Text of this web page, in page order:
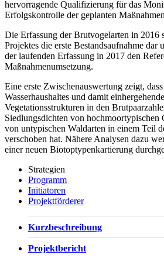
hervorragende Qualifizierung für das
Erfolgskontrolle der geplanten
Die Erfassung der Brutvogelarten in 2016
Projektes die erste Bestandsaufnahme dar
der laufenden Erfassung in 2017 den
Maßnahmenumsetzung.
Eine erste Zwischenauswertung zeigt,
Wasserhaushaltes und damit
Vegetationsstrukturen in den
Siedlungsdichten von hochmoortypischen
von untypischen Waldarten in einem Teil
verschoben hat. Nähere Analysen dazu
einer neuen Biotoptypenkartierung
Strategien
Programm
Initiatoren
Projektförderer
Kurzbeschreibung
Projektbericht